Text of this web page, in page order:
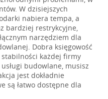
W dzisiejszych
nabiera tempa, a
bardziej restrykcyjne,
narzędziem dla
Dobra księgowość
każdej firmy
budowlane, musisz
jest dokładnie
są łatwo dostępne dla